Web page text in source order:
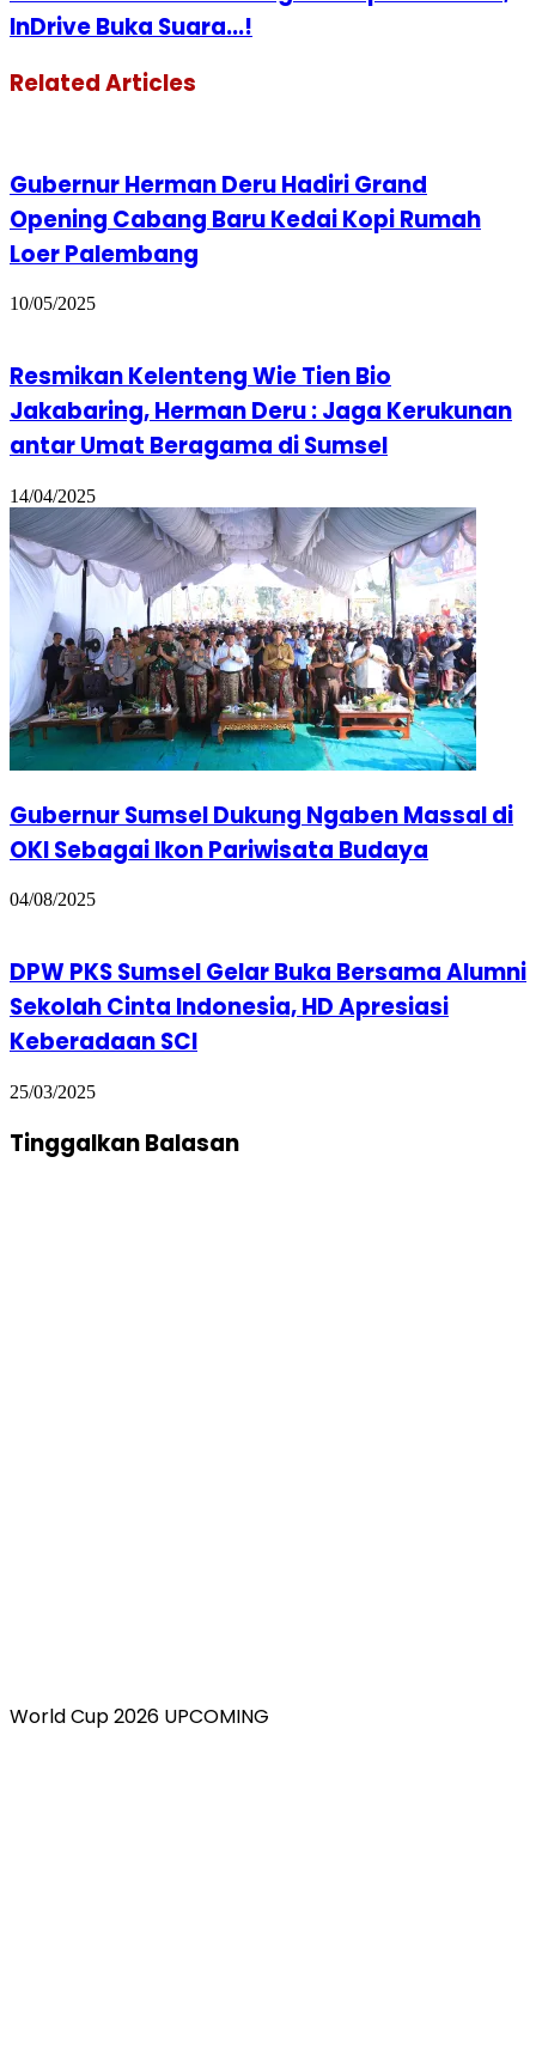
InDrive Buka Suara...!
Related Articles
Gubernur Herman Deru Hadiri Grand
Opening Cabang Baru Kedai Kopi Rumah
Loer Palembang
10/05/2025
Resmikan Kelenteng Wie Tien Bio
Jakabaring, Herman Deru : Jaga Kerukunan
antar Umat Beragama di Sumsel
14/04/2025
Gubernur Sumsel Dukung Ngaben Massal di
OKI Sebagai Ikon Pariwisata Budaya
04/08/2025
DPW PKS Sumsel Gelar Buka Bersama Alumni
Sekolah Cinta Indonesia, HD Apresiasi
Keberadaan SCI
25/03/2025
Tinggalkan Balasan
World Cup 2026 UPCOMING